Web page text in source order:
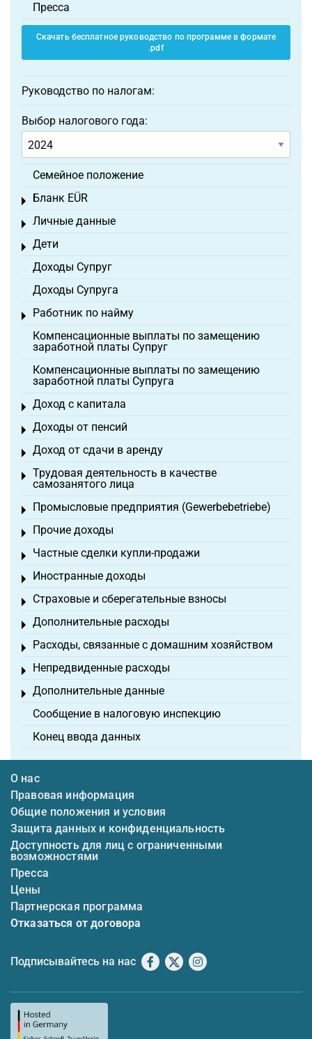
Пресса
Скачать бесплатное руководство по программе в формате
.pdf
Руководство по налогам:
Выбор налогового года:
Семейное положение
Бланк EÜR
Toggle menu
Личные данные
Toggle menu
Дети
Toggle menu
Доходы Супруг
Доходы Супруга
Работник по найму
Toggle menu
Компенсационные выплаты по замещению
заработной платы Супруг
Компенсационные выплаты по замещению
заработной платы Супруга
Доход с капитала
Toggle menu
Доходы от пенсий
Toggle menu
Доход от сдачи в аренду
Toggle menu
Трудовая деятельность в качестве
самозанятого лица
Toggle menu
Промысловые предприятия (Gewerbebetriebe)
Toggle menu
Прочие доходы
Toggle menu
Частные сделки купли-продажи
Toggle menu
Иностранные доходы
Toggle menu
Страховые и сберегательные взносы
Toggle menu
Дополнительные расходы
Toggle menu
Расходы, связанные с домашним хозяйством
Toggle menu
Непредвиденные расходы
Toggle menu
Дополнительные данные
Toggle menu
Сообщение в налоговую инспекцию
Конец ввода данных
О нас
Правовая информация
Общие положения и условия
Защита данных и конфиденциальность
Доступность для лиц с ограниченными
возможностями
Пресса
Цены
Партнерская программа
Отказаться от договора
Подписывайтесь на нас Facebook
X Instagram